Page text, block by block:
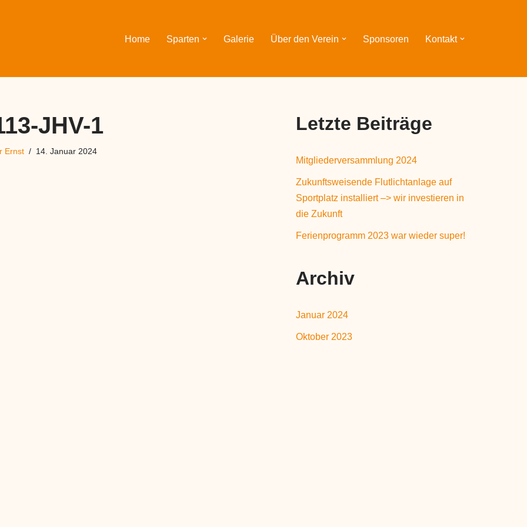
Home Sparten Galerie Über den Verein Sponsoren Kontakt
JHV-1
Ernst 14. Januar 2024
Letzte Beiträge
Mitgliederversammlung 2024
Zukunftsweisende Flutlichtanlage auf
Sportplatz installiert –> wir investieren in
die Zukunft
Ferienprogramm 2023 war wieder super!
Archiv
Januar 2024
Oktober 2023